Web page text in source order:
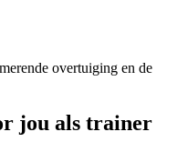
overtuiging en de
jou als trainer